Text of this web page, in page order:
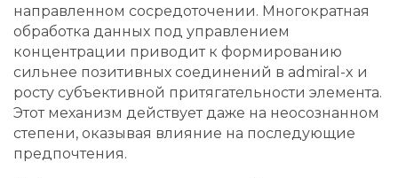
направленном сосредоточении. Многократная
обработка данных под управлением
концентрации приводит к формированию
сильнее позитивных соединений в admiral-x и
росту субъективной притягательности элемента.
Этот механизм действует даже на неосознанном
степени, оказывая влияние на последующие
предпочтения.